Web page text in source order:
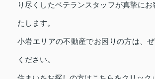
り尽くしたベテランスタッフが真摯に
たします。
小岩エリアの不動産でお困りの方は、
ください。